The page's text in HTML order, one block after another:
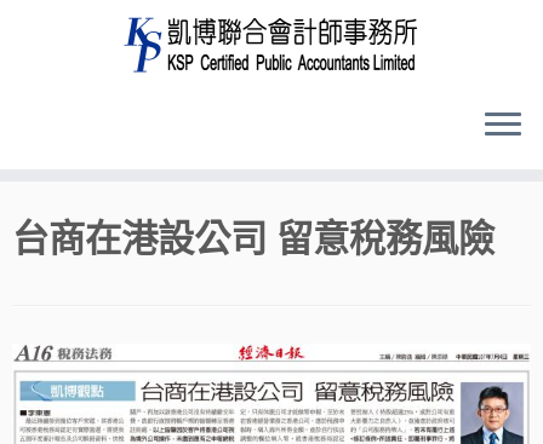
to
content
台商在港設公司 留意稅務風險